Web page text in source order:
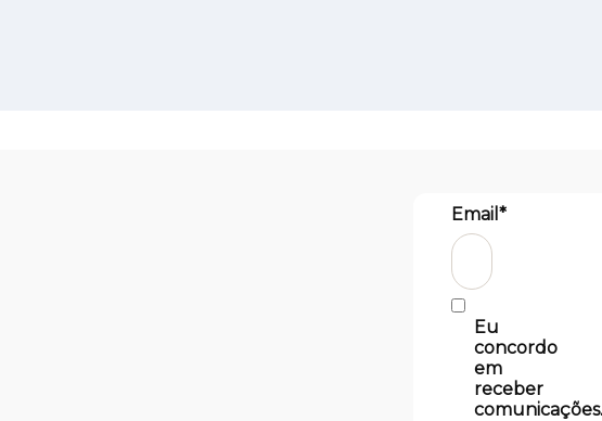
Email*
Eu
concordo
em
receber